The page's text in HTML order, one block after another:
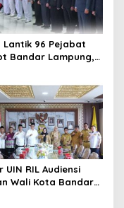
Lantik 96 Pejabat
Bandar Lampung,
Lurah
UIN RIL Audiensi
Wali Kota Bandar